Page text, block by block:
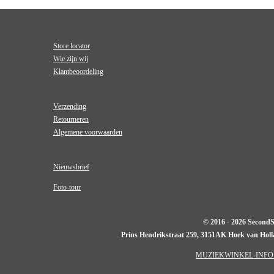
Store locator
Wie zijn wij
Klantbeoordeling
Verzending
Retourneren
Algemene voorwaarden
Nieuwsbrief
Foto-tour
© 2016 - 2026
Prins Hendrikstraat 259, 3151AK Hoek van
MUZIEKWINKEL-